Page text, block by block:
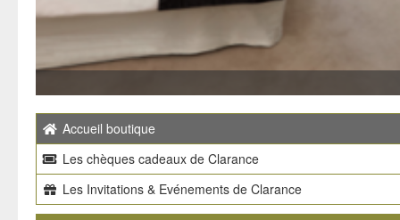
Accueil boutique
Les chèques cadeaux de Clarance
Les Invitations & Evénements de Clarance